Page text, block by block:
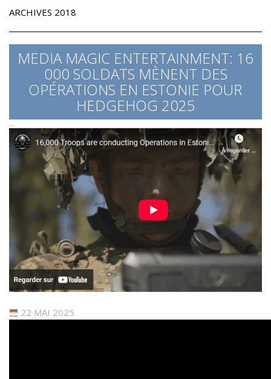
ARCHIVES 2018
MEDIA MAGIC ENTERTAINMENT: 16
000 SOLDATS MÈNENT DES
OPÉRATIONS EN ESTONIE POUR
HEDGEHOG 2025
22 MAI 2025